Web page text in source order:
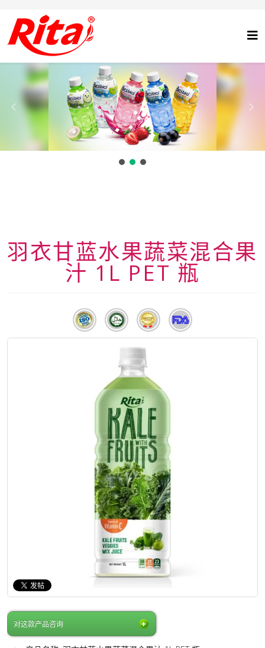
羽衣甘蓝水果蔬菜混合果
汁 1L PET 瓶
对这款产品咨询